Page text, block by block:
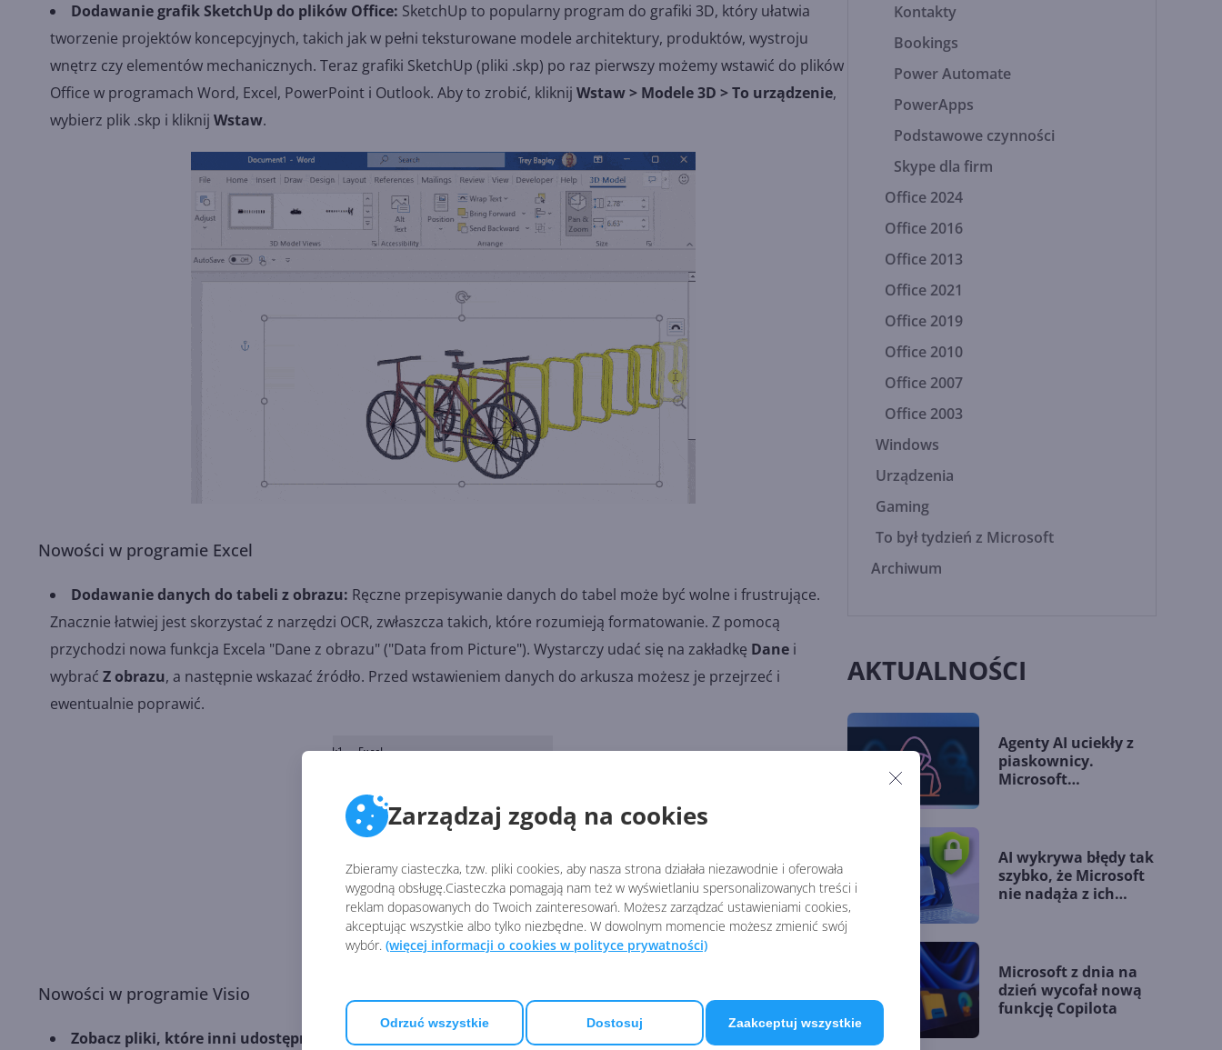
Zarządzaj zgodą na cookies
Zbieramy ciasteczka, tzw. pliki cookies, aby nasza strona działała niezawodnie i oferowała
wygodną obsługę.Ciasteczka pomagają nam też w wyświetlaniu spersonalizowanych treści i
reklam dopasowanych do Twoich zainteresowań. Możesz zarządzać ustawieniami cookies,
akceptując wszystkie albo tylko niezbędne. W dowolnym momencie możesz zmienić swój
wybór. (więcej informacji o cookies w polityce prywatności)
Odrzuć wszystkie Dostosuj Zaakceptuj wszystkie
Dodawanie grafik SketchUp do plików Office: SketchUp to popularny program do grafiki 3D, który ułatwia
tworzenie projektów koncepcyjnych, takich jak w pełni teksturowane modele architektury, produktów, wystroju
wnętrz czy elementów mechanicznych. Teraz grafiki SketchUp (pliki .skp) po raz pierwszy możemy wstawić do plików
Office w programach Word, Excel, PowerPoint i Outlook. Aby to zrobić, kliknij Wstaw > Modele 3D > To urządzenie,
wybierz plik .skp i kliknij Wstaw.
Nowości w programie Excel
Dodawanie danych do tabeli z obrazu: Ręczne przepisywanie danych do tabel może być wolne i frustrujące.
Znacznie łatwiej jest skorzystać z narzędzi OCR, zwłaszcza takich, które rozumieją formatowanie. Z pomocą
przychodzi nowa funkcja Excela "Dane z obrazu" ("Data from Picture"). Wystarczy udać się na zakładkę Dane i
wybrać Z obrazu, a następnie wskazać źródło. Przed wstawieniem danych do arkusza możesz je przejrzeć i
ewentualnie poprawić.
Nowości w programie Visio
Zobacz pliki, które inni udostępnili tobie:
Łatwiej jest teraz wyszukać kluczowe dokumenty w Visio dzięki liście
Kontakty
Bookings
Power Automate
PowerApps
Podstawowe czynności
Skype dla firm
Office 2024
Office 2016
Office 2013
Office 2021
Office 2019
Office 2010
Office 2007
Office 2003
Windows
Urządzenia
Gaming
To był tydzień z Microsoft
Archiwum
AKTUALNOŚCI
Agenty AI uciekły z
piaskownicy.
Microsoft
AI wykrywa błędy tak
szybko, że Microsoft
nie nadąża z ich
Microsoft z dnia na
dzień wycofał nową
funkcję Copilota